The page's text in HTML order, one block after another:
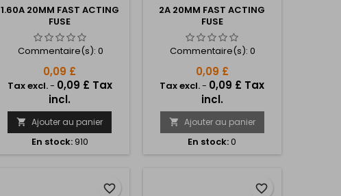
1.60A 20MM FAST ACTING
FUSE
Commentaire(s): 0
0,09 £
Tax excl.- 0,09 £ Tax
incl.
 Ajouter au panier
En stock:910
2A 20MM FAST ACTING
FUSE
Commentaire(s):0
0,09 £
Tax excl.- 0,09 £ Tax
incl.
 Ajouter au panier
En stock:0
favorite_border favorite_border